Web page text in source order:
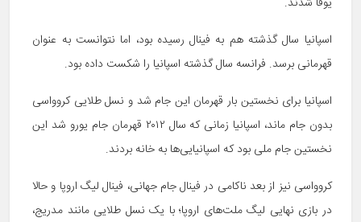
اسپانیا سال گذشته هم به فینال رسیده بود، اما نتوانست به عنوان
قهرمانی برسد. فرانسه سال گذشته اسپانیا را شکست داده بود.
اسپانیا برای نخستین بار قهرمان این جام شد و نسل طلایی کروواسی
بدون جام ماند، اسپانیا زمانی که سال ۲۰۱۲ قهرمان جام یورو شد این
نخستین جام ملی بود که اسپانیایی‌ها به خانه بردند.
کروواسی نیز از بعد ناکامی در فینال جام جهانی، فینال لیگ اروپا و حالا
در بازی نهایی لیگ ملت‌های اروپا؛ با یک نسل طلایی مانند مدریج،